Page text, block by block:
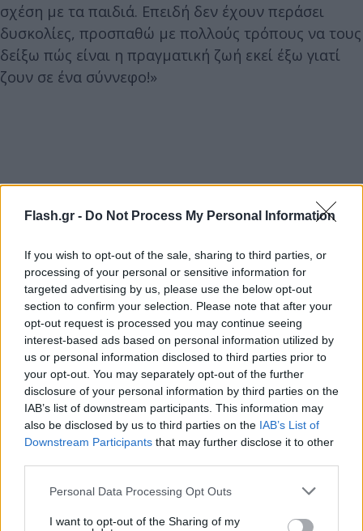
Flash.gr - Do Not Process My Personal Information
If you wish to opt-out of the sale, sharing to third parties, or
processing of your personal or sensitive information for
targeted advertising by us, please use the below opt-out
section to confirm your selection. Please note that after your
opt-out request is processed you may continue seeing
interest-based ads based on personal information utilized by
us or personal information disclosed to third parties prior to
your opt-out. You may separately opt-out of the further
disclosure of your personal information by third parties on the
IAB’s list of downstream participants. This information may
also be disclosed by us to third parties on the IAB’s List of
Downstream Participants that may further disclose it to other
Please note that this website/app uses one or more Google
not limited to your visit or usage behaviour. You may click to
Personal Data Processing Opt Outs
I want to opt-out of the Sharing of my
σχέση με τα παιδιά. Επειδή δεν έχουν περάσει
δυσκολίες, προσπαθώ με πολλούς τρόπους να τους
δείξω πώς είναι η πραγματική ζωή εκεί έξω γιατί
ζουν σε ένα σύννεφο!»